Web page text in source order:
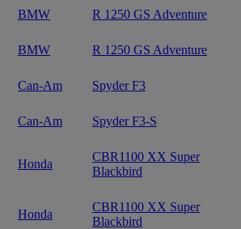
BMW R 1250 GS Adventure
BMW R 1250 GS Adventure
Can-Am Spyder F3
Can-Am Spyder F3-S
Honda
CBR1100 XX Super
Blackbird
Honda
CBR1100 XX Super
Blackbird